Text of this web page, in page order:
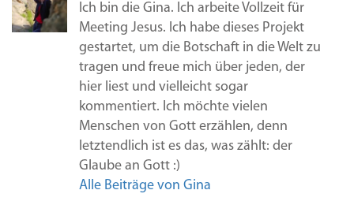
Ich bin die Gina. Ich arbeite Vollzeit für
Meeting Jesus. Ich habe dieses Projekt
gestartet, um die Botschaft in die Welt zu
tragen und freue mich über jeden, der
hier liest und vielleicht sogar
kommentiert. Ich möchte vielen
Menschen von Gott erzählen, denn
letztendlich ist es das, was zählt: der
Glaube an Gott :)
Alle Beiträge von Gina